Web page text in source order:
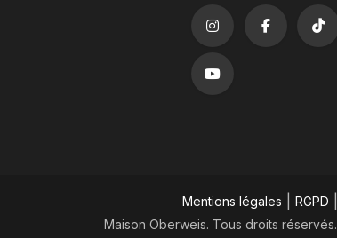
Mentions légales RGPD
Maison Oberweis. Tous droits réservés.